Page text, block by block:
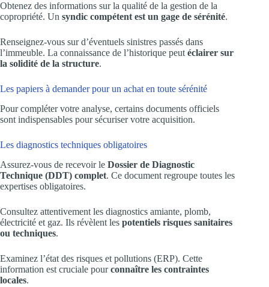
Obtenez des informations sur la qualité de la gestion de la
copropriété. Un syndic compétent est un gage de sérénité.
Renseignez-vous sur d’éventuels sinistres passés dans
l’immeuble. La connaissance de l’historique peut éclairer sur
la solidité de la structure.
Les papiers à demander pour un achat en toute sérénité
Pour compléter votre analyse, certains documents officiels
sont indispensables pour sécuriser votre acquisition.
Les diagnostics techniques obligatoires
Assurez-vous de recevoir le Dossier de Diagnostic
Technique (DDT) complet. Ce document regroupe toutes les
expertises obligatoires.
Consultez attentivement les diagnostics amiante, plomb,
électricité et gaz. Ils révèlent les potentiels risques sanitaires
ou techniques.
Examinez l’état des risques et pollutions (ERP). Cette
information est cruciale pourconnaître les contraintes
locales.